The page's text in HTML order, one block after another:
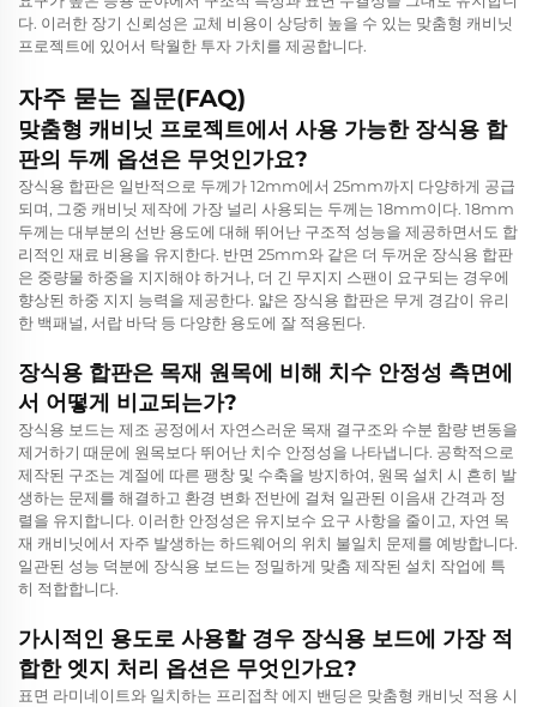
다. 이러한 장기 신뢰성은 교체 비용이 상당히 높을 수 있는 맞춤형 캐비닛
프로젝트에 있어서 탁월한 투자 가치를 제공합니다.
자주 묻는 질문(FAQ)
맞춤형 캐비닛 프로젝트에서 사용 가능한 장식용 합
판의 두께 옵션은 무엇인가요?
장식용 합판은 일반적으로 두께가 12mm에서 25mm까지 다양하게 공급
되며, 그중 캐비닛 제작에 가장 널리 사용되는 두께는 18mm이다. 18mm
두께는 대부분의 선반 용도에 대해 뛰어난 구조적 성능을 제공하면서도 합
리적인 재료 비용을 유지한다. 반면 25mm와 같은 더 두꺼운 장식용 합판
은 중량물 하중을 지지해야 하거나, 더 긴 무지지 스팬이 요구되는 경우에
향상된 하중 지지 능력을 제공한다. 얇은 장식용 합판은 무게 경감이 유리
한 백패널, 서랍 바닥 등 다양한 용도에 잘 적용된다.
장식용 합판은 목재 원목에 비해 치수 안정성 측면에
서 어떻게 비교되는가?
장식용 보드는 제조 공정에서 자연스러운 목재 결구조와 수분 함량 변동을
제거하기 때문에 원목보다 뛰어난 치수 안정성을 나타냅니다. 공학적으로
제작된 구조는 계절에 따른 팽창 및 수축을 방지하여, 원목 설치 시 흔히 발
생하는 문제를 해결하고 환경 변화 전반에 걸쳐 일관된 이음새 간격과 정
렬을 유지합니다. 이러한 안정성은 유지보수 요구 사항을 줄이고, 자연 목
재 캐비닛에서 자주 발생하는 하드웨어의 위치 불일치 문제를 예방합니다.
일관된 성능 덕분에 장식용 보드는 정밀하게 맞춤 제작된 설치 작업에 특
히 적합합니다.
가시적인 용도로 사용할 경우 장식용 보드에 가장 적
합한 엣지 처리 옵션은 무엇인가요?
표면 라미네이트와 일치하는 프리접착 에지 밴딩은 맞춤형 캐비닛 적용 시